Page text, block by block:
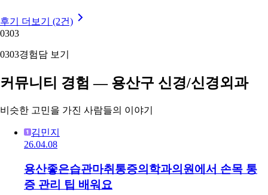
후기 더보기 (2건)
0303
0303경험담 보기
커뮤니티 경험 — 용산구 신경/신경외과
비슷한 고민을 가진 사람들의 이야기
김민지
26.04.08
용산좋은습관마취통증의학과의원에서 손목 통
증 관리 팁 배워요